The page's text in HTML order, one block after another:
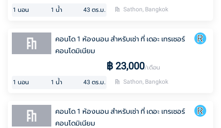
1 นอน 1 น้ำ 43 ตร.ม. Sathon, Bangkok
คอนโด 1 ห้องนอน สำหรับเช่า ที่ เดอะ เทรเชอร์
คอนโดมิเนียม
฿ 23,000/เดือน
1 นอน 1 น้ำ 43 ตร.ม. Sathon, Bangkok
คอนโด 1 ห้องนอน สำหรับเช่า ที่ เดอะ เทรเชอร์
คอนโดมิเนียม